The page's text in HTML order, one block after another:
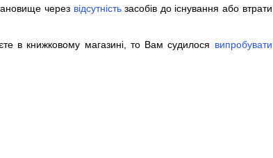
через відсутністьзасобів до існування або втрати
в книжковому магазині, то Вам судилося випробувати